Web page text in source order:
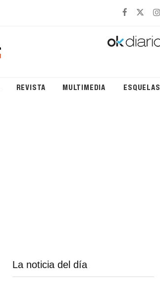
REVISTA MULTIMEDIA ESQUELAS
La noticia del día